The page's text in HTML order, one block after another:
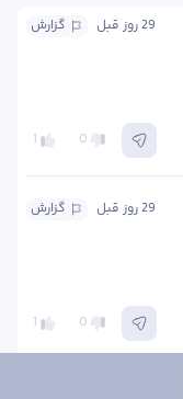
گزارش 29 روز قبل
1 0
گزارش 29 روز قبل
1 0